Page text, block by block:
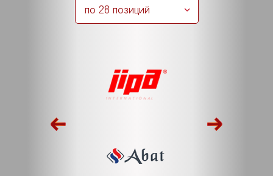
по 28 позиций